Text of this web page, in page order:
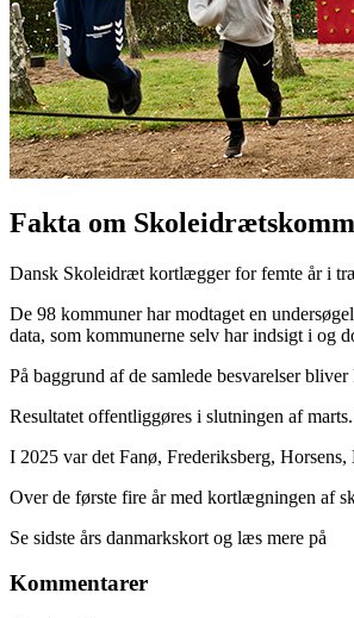
Fakta om
Dansk Skoleidræt kortlægger for femte år i
De 98 kommuner har modtaget en
data, som kommunerne selv har indsigt i og
På baggrund af de samlede besvarelser
Resultatet offentliggøres i slutningen af
I 2025 var det Fanø, Frederiksberg,
Over de første fire år med kortlægningen af
Se sidste års danmarkskort og læs mere på
Kommentarer